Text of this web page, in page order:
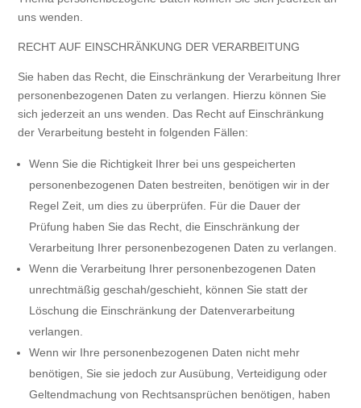
uns wenden.
RECHT AUF EINSCHRÄNKUNG DER VERARBEITUNG
Sie haben das Recht, die Einschränkung der Verarbeitung Ihrer
personenbezogenen Daten zu verlangen. Hierzu können Sie
sich jederzeit an uns wenden. Das Recht auf Einschränkung
der Verarbeitung besteht in folgenden Fällen:
Wenn Sie die Richtigkeit Ihrer bei uns gespeicherten
personenbezogenen Daten bestreiten, benötigen wir in der
Regel Zeit, um dies zu überprüfen. Für die Dauer der
Prüfung haben Sie das Recht, die Einschränkung der
Verarbeitung Ihrer personenbezogenen Daten zu verlangen.
Wenn die Verarbeitung Ihrer personenbezogenen Daten
unrechtmäßig geschah/geschieht, können Sie statt der
Löschung die Einschränkung der Datenverarbeitung
verlangen.
Wenn wir Ihre personenbezogenen Daten nicht mehr
benötigen, Sie sie jedoch zur Ausübung, Verteidigung oder
Geltendmachung von Rechtsansprüchen benötigen, haben